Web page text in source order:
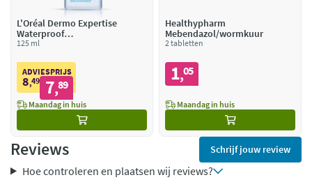
L'Oréal Dermo Expertise
Waterproof
Oogreinigingslotion
125 ml
ADVIESPRIJS
8,49 7,89
Maandag in huis
Healthypharm
Mebendazol/wormkuur
2 tabletten
1,05
Maandag in huis
Reviews Schrijf jouw review
Hoe controleren en plaatsen wij reviews?